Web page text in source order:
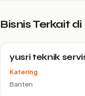
Bisnis Terkait
yusri teknik
Katering
Banten